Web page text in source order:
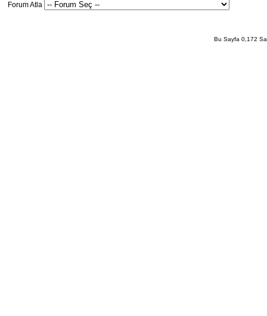
Forum Atla
Bu Sayfa 0,172